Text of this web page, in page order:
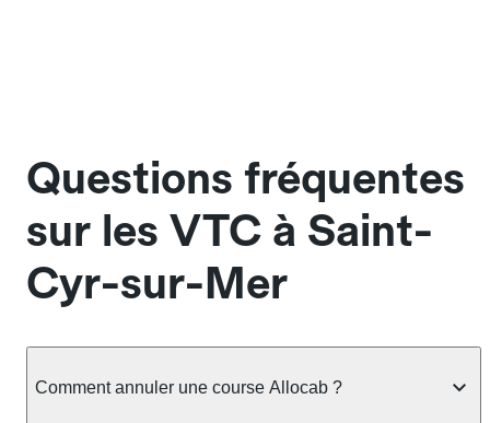
Questions fréquentes
sur les VTC à Saint-
Cyr-sur-Mer
Comment annuler une course Allocab ?